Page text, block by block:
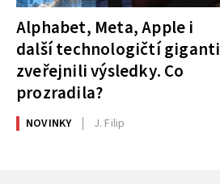
Alphabet, Meta, Apple i
další technologičtí giganti
zveřejnili výsledky. Co
prozradila?
NOVINKY J. Filip